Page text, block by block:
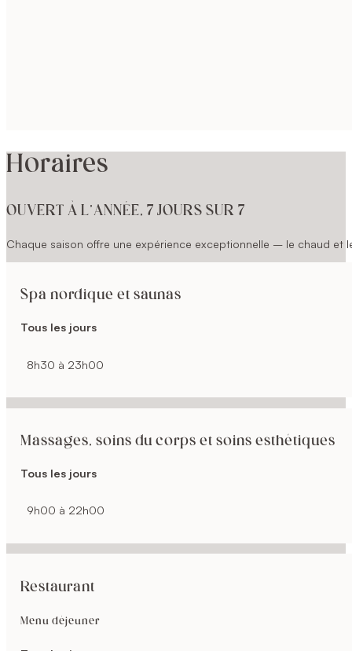
Horaires
OUVERT À L’ANNÉE, 7 JOURS SUR 7
Chaque saison offre une expérience exceptionnelle – le chaud et
Spa nordique et saunas
Tous les jours
8h30 à 23h00
Massages, soins du corps et soins esthétiques
Tous les jours
9h00 à 22h00
Restaurant
Menu déjeuner